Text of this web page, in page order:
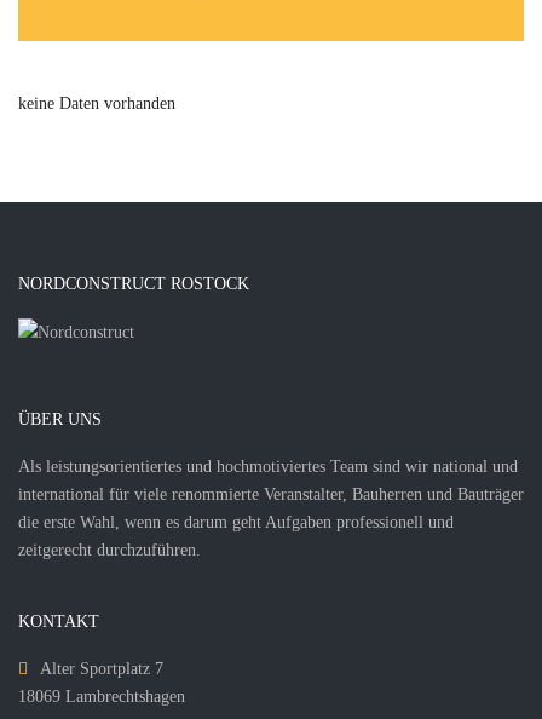
keine Daten vorhanden
NORDCONSTRUCT ROSTOCK
ÜBER UNS
Als leistungsorientiertes und hochmotiviertes Team sind wir national und
international für viele renommierte Veranstalter, Bauherren und Bauträger
die erste Wahl, wenn es darum geht Aufgaben professionell und
zeitgerecht durchzuführen.
KONTAKT
Alter Sportplatz 7
18069 Lambrechtshagen